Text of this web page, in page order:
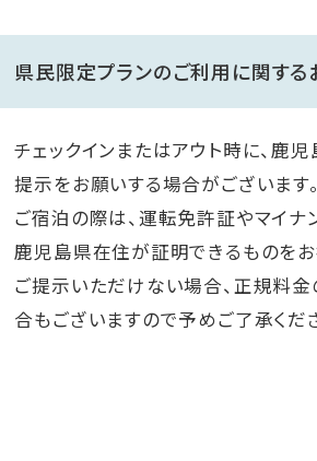
県民限定プランのご利用に関する
チェックインまたはアウト時に、鹿
提示をお願いする場合がございます。
ご宿泊の際は、運転免許証やマイナ
鹿児島県在住が証明できるものをお
ご提示いただけない場合、正規料
合もございますので予めご了承くだ